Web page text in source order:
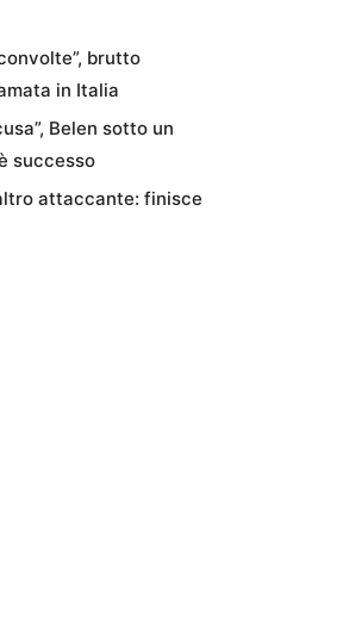
brutto
in Italia
Belen sotto un
successo
attaccante: finisce